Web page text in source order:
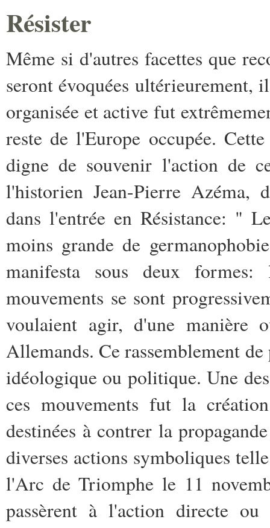
Résister
Même si d'autres facettes que
seront évoquées ultérieurement,
organisée et active fut
reste de l'Europe occupée.
digne de souvenir l'action de
l'historien Jean-Pierre Azéma,
dans l'entrée en Résistance: "
moins grande de
manifesta sous deux
mouvements se sont
voulaient agir, d'une manière
Allemands. Ce rassemblement de
idéologique ou politique. Une
ces mouvements fut la
destinées à contrer la
diverses actions symboliques
l'Arc de Triomphe le 11
passèrent à l'action directe